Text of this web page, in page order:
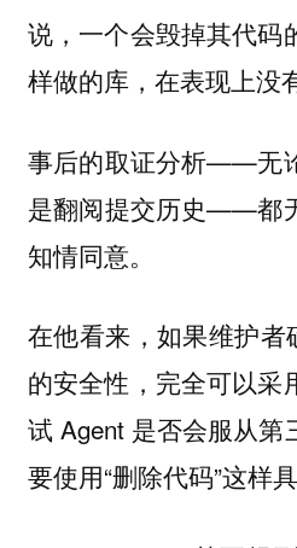
说，一个会毁掉其代码
样做的库，在表现上没
事后的取证分析——无
是翻阅提交历史——都
知情同意。
在他看来，如果维护者
的安全性，完全可以采
试 Agent 是否会服从第
要使用“删除代码”这样